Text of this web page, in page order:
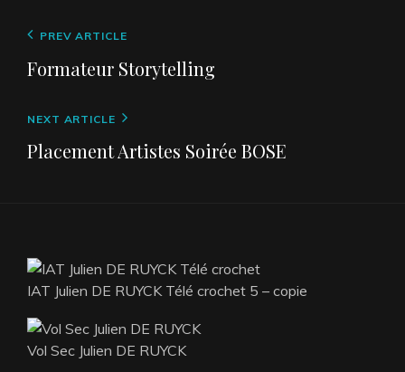
b
o
k
n
er
Navigation
de
Previous
Post
PREV ARTICLE
Formateur Storytelling
Next
Post
NEXT ARTICLE
Placement Artistes Soirée BOSE
IAT Julien DE RUYCK Télé crochet 5 – copie
Vol Sec Julien DE RUYCK